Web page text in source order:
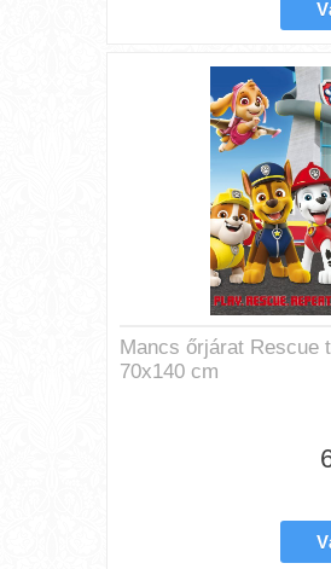
Mancs őrjárat Rescue
70x140 cm